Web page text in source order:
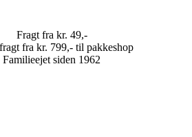
Fragt fra kr. 49,-
fra kr. 799,- til pakkeshop
Familieejet siden 1962